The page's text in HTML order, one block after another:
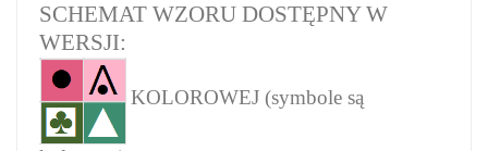
SCHEMAT WZORU DOSTĘPNY W
WERSJI:
KOLOROWEJ (symbole są